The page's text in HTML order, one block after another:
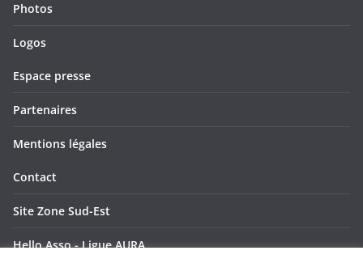
Photos
Logos
Espace presse
Partenaires
Mentions légales
Contact
Site Zone Sud-Est
Hello Asso - Ligue AURA